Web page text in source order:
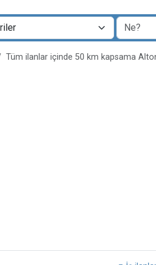
Tüm ilanlar içinde 50 km kapsama